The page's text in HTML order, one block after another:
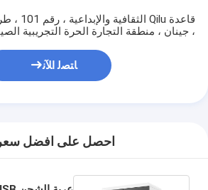
، جينان ، منطقة التجارة الحرة التجريبية
ﺎﺘﺼﻟ ﺍﻶﻧ
احصل على افضل